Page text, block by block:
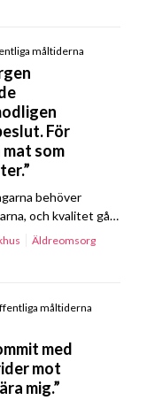
måltiderna
För
som
behöver
och kvalitet gå
Prat om Mat
Äldreomsorg
måltiderna
med
mot
mig.”